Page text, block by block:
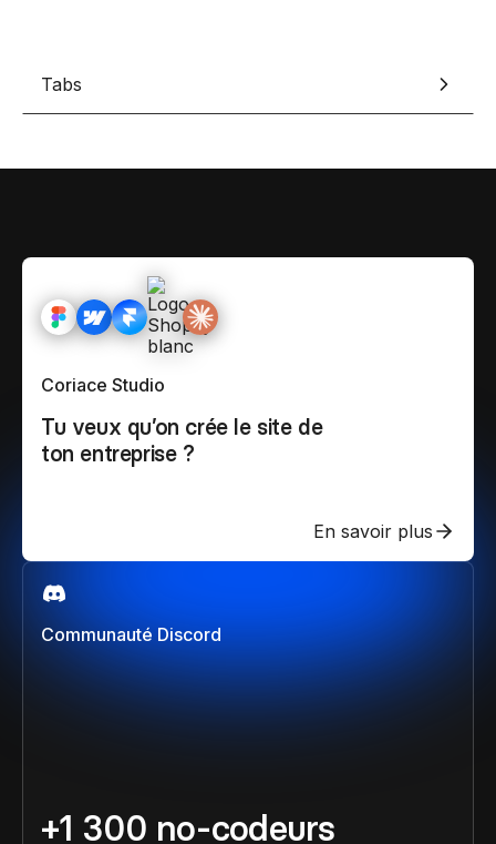
Tabs
Communauté Discord
+1 300 no-codeurs
Coriace Studio
Tu veux qu’on crée le site de
ton entreprise ?
En savoir plus